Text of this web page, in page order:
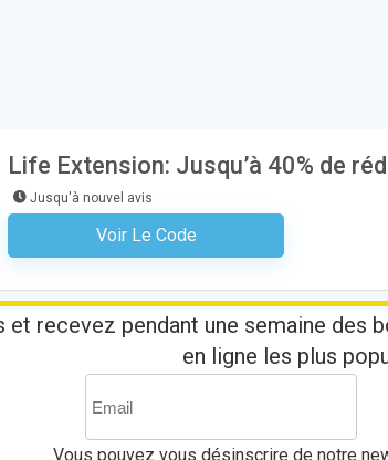
Life Extension: Jusqu’à 40% de
Jusqu'à nouvel avis
Voir Le Code
Aucun Code N'est Nécessaire
et recevez pendant une semaine des
en ligne les plus
Vous pouvez vous désinscrire de notre